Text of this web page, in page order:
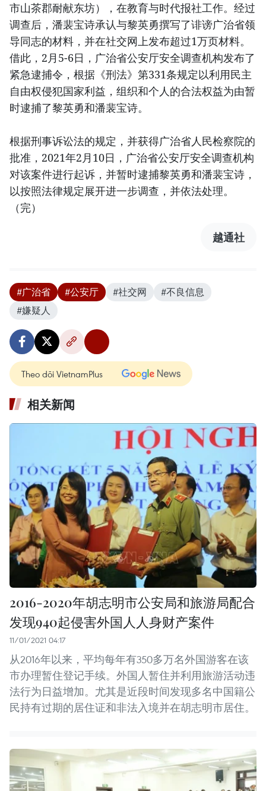
市山茶郡耐献东坊），在教育与时代报社工作。经过
调查后，潘裴宝诗承认与黎英勇撰写了诽谤广治省领
导同志的材料，并在社交网上发布超过1万页材料。
借此，2月5-6日，广治省公安厅安全调查机构发布了
紧急逮捕令，根据《刑法》第331条规定以利用民主
自由权侵犯国家利益，组织和个人的合法权益为由暂
时逮捕了黎英勇和潘裴宝诗。
根据刑事诉讼法的规定，并获得广治省人民检察院的
批准，2021年2月10日，广治省公安厅安全调查机构
对该案件进行起诉，并暂时逮捕黎英勇和潘裴宝诗，
以按照法律规定展开进一步调查，并依法处理。
（完）
越通社
#广治省 #公安厅 #社交网
#不良信息
#嫌疑人
Theo dõi VietnamPlus
相关新闻
2016-2020年胡志明市公安局和旅游局配合
发现940起侵害外国人人身财产案件
11/01/2021 04:17
从2016年以来，平均每年有350多万名外国游客在该
市办理暂住登记手续。外国人暂住并利用旅游活动违
法行为日益增加。尤其是近段时间发现多名中国籍公
民持有过期的居住证和非法入境并在胡志明市居住。